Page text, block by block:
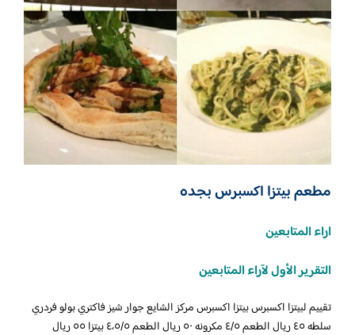
مطعم بيتزا اكسبرس بجده
اراء المتابعين
التقرير الأول لآراء المتابعين
تقييم لبيتزا اكسبرس بيتزا اكسبرس مركز الشايع جوار شيز فاكتري بولو فردري
سلطه ٤٥ ريال الطعم ٤/٥ مكرونه ٥٠ ريال الطعم ٤،٥/٥ بيتزا ٥٥ ريال